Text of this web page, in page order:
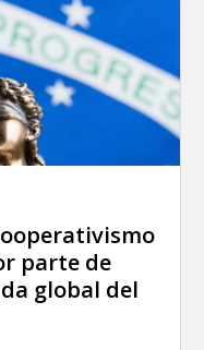
parte de
global del